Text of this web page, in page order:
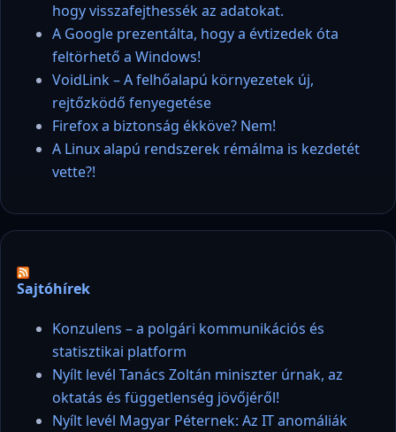
hogy visszafejthessék az adatokat.
A Google prezentálta, hogy a évtizedek óta
feltörhető a Windows!
VoidLink – A felhőalapú környezetek új,
rejtőzködő fenyegetése
Firefox a biztonság ékköve? Nem!
A Linux alapú rendszerek rémálma is kezdetét
vette?!
Sajtóhírek
Konzulens – a polgári kommunikációs és
statisztikai platform
Nyílt levél Tanács Zoltán miniszter úrnak, az
oktatás és függetlenség jövőjéről!
Nyílt levél Magyar Péternek: Az IT anomáliák